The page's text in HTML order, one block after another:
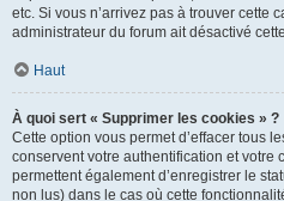
etc. Si vous n’arrivez pas à trouver cette
administrateur du forum ait désactivé
Haut
À quoi sert « Supprimer les cookies » ?
Cette option vous permet d’effacer tous
conservent votre authentification et votre
permettent également d’enregistrer le
non lus) dans le cas où cette